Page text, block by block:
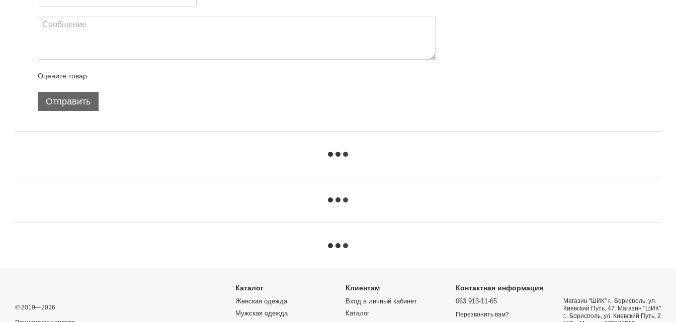
Оцените товар
Отправить
© 2019—2026
Каталог
Женская одежда
Мужская одежда
Клиентам
Вход в личный кабинет
Каталог
Контактная информация
063 913-11-65
Перезвонить вам?
Магазин "ШИК" г.. Борисполь, ул.
Киевский Путь, 47. Магазин "ШИК"
г.. Борисполь, ул. Киевский Путь, 2